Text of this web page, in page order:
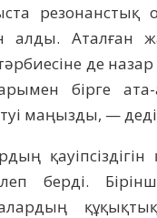
резонанстық
алды. Аталған
де назар
бірге
маңызды, —
берді.